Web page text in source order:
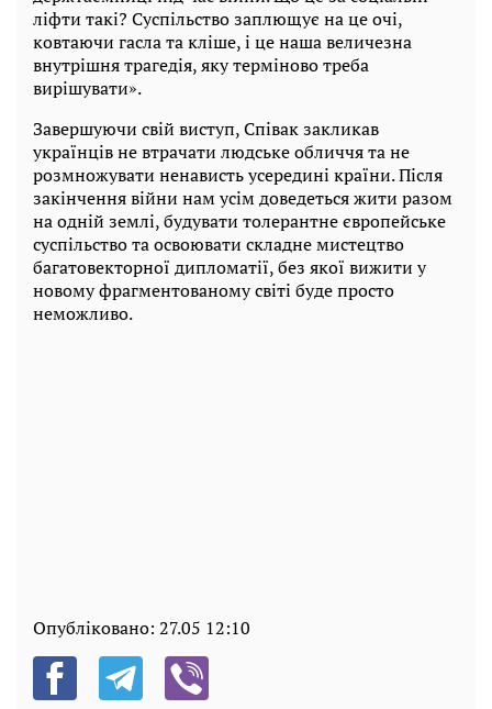
ліфти такі? Суспільство заплющує на це очі,
ковтаючи гасла та кліше, і це наша величезна
внутрішня трагедія, яку терміново треба
вирішувати».
Завершуючи свій виступ, Співак закликав
українців не втрачати людське обличчя та не
розмножувати ненависть усередині країни. Після
закінчення війни нам усім доведеться жити разом
на одній землі, будувати толерантне європейське
суспільство та освоювати складне мистецтво
багатовекторної дипломатії, без якої вижити у
новому фрагментованому світі буде просто
неможливо.
Опубліковано: 27.05 12:10